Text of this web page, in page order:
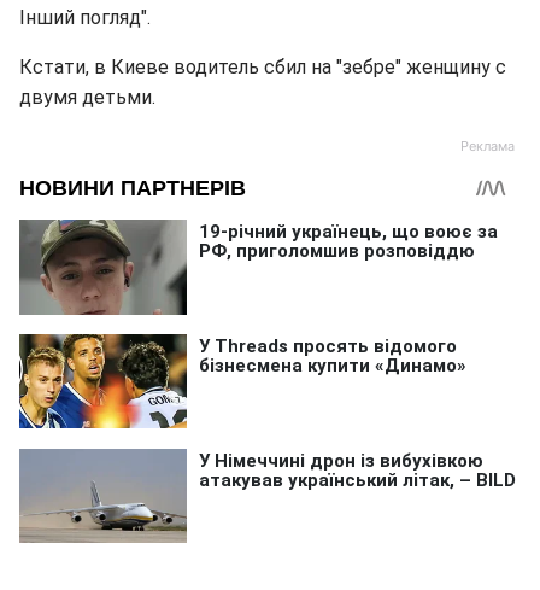
Iнший погляд".
Кстати, в Киеве водитель сбил на "зебре" женщину с
двумя детьми.